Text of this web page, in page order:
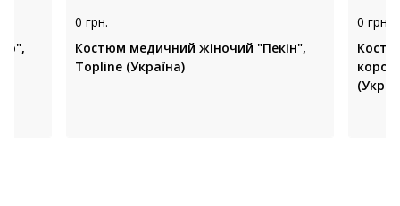
0 грн.
Костюм медичний жіночий "Пекін",
Topline (Україна)
0 грн.